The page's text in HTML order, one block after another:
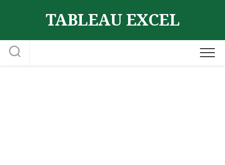
TABLEAU EXCEL